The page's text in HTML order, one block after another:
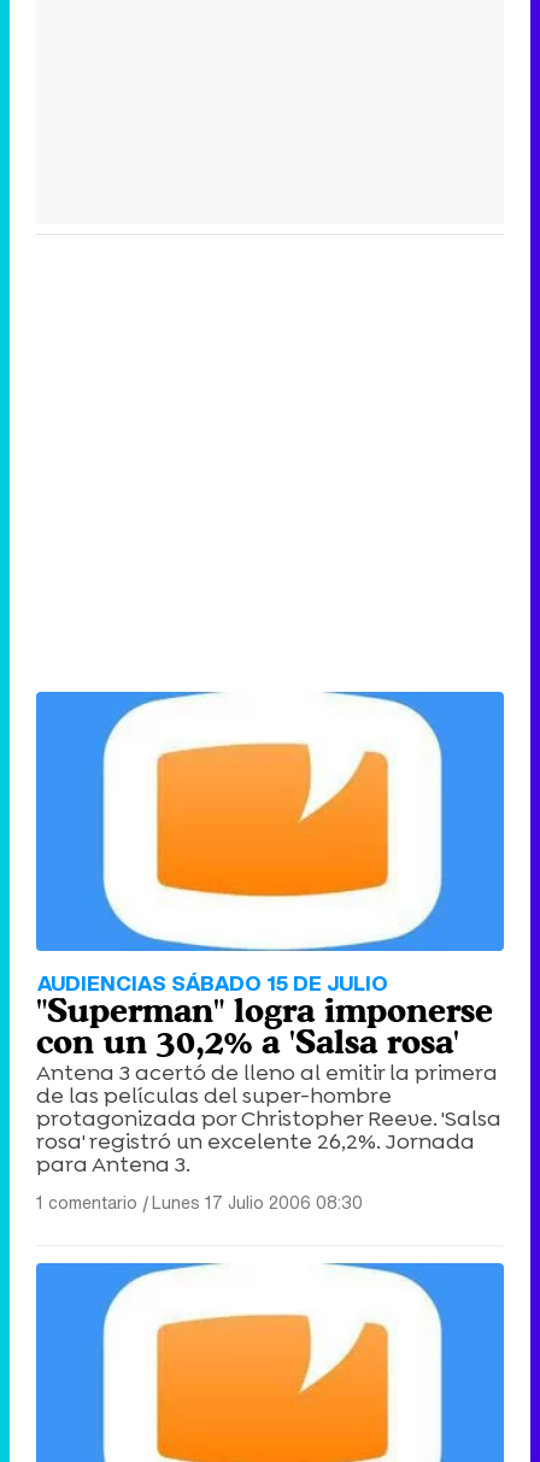
AUDIENCIAS SÁBADO 15 DE JULIO
"Superman" logra imponerse
con un 30,2% a 'Salsa rosa'
Antena 3 acertó de lleno al emitir la primera
de las películas del super-hombre
protagonizada por Christopher Reeve. 'Salsa
rosa' registró un excelente 26,2%. Jornada
para Antena 3.
1 comentario |Lunes 17 Julio 2006 08:30